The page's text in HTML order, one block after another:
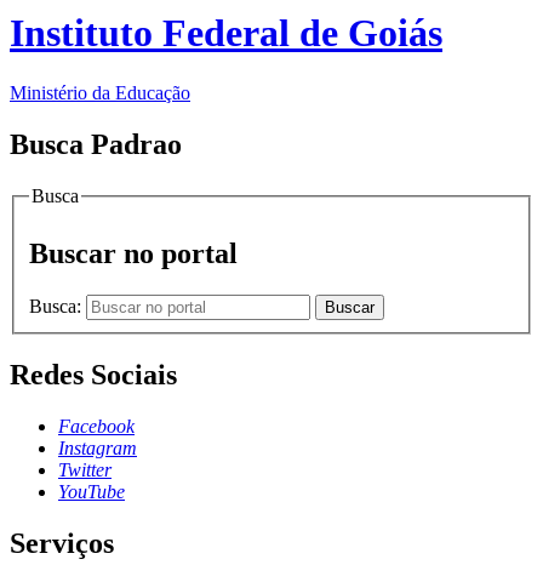
Instituto Federal de Goiás
Ministério da Educação
Busca Padrao
Busca
Buscar no portal
Busca: Buscar
Redes Sociais
Facebook
Instagram
Twitter
YouTube
Serviços